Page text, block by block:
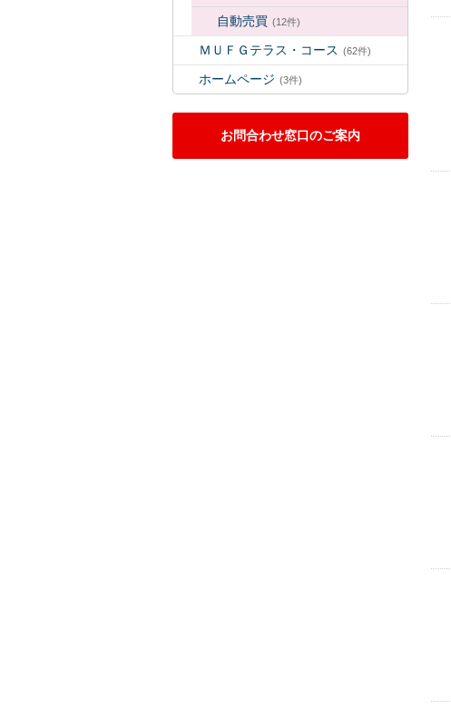
自動売買 (12件)
ＭＵＦＧテラス・コース (62件)
ホームページ (3件)
お問合わせ窓口のご案内